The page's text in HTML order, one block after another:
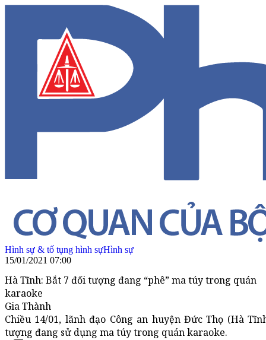
Hình sự & tố tụng hình sựHình sự
15/01/2021 07:00
Hà Tĩnh: Bắt 7 đối tượng đang “phê” ma túy trong quán
karaoke
Gia Thành
Chiều 14/01, lãnh đạo Công an huyện Đức Thọ (Hà
tượng đang sử dụng ma túy trong quán karaoke.